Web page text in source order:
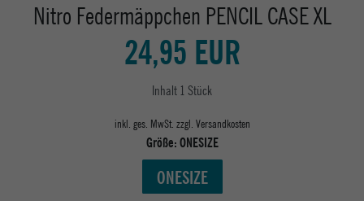
Nitro Federmäppchen PENCIL CASE XL
24,95 EUR
Inhalt 1 Stück
inkl. ges. MwSt. zzgl. Versandkosten
Größe:ONESIZE
ONESIZE